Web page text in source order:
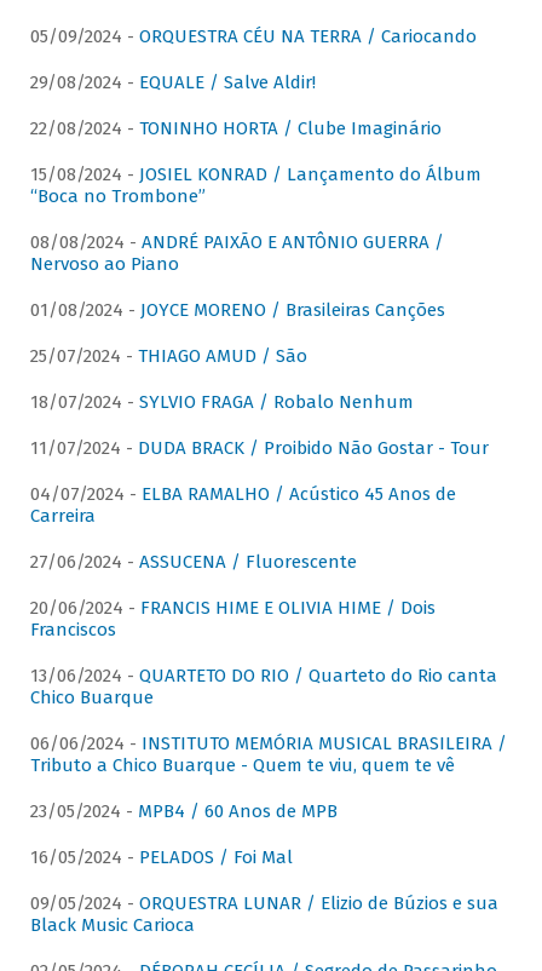
05/09/2024 - ORQUESTRA CÉU NA TERRA / Cariocando
29/08/2024 - EQUALE / Salve Aldir!
22/08/2024 - TONINHO HORTA / Clube Imaginário
15/08/2024 - JOSIEL KONRAD / Lançamento do Álbum
“Boca no Trombone”
08/08/2024 - ANDRÉ PAIXÃO E ANTÔNIO GUERRA /
Nervoso ao Piano
01/08/2024 - JOYCE MORENO / Brasileiras Canções
25/07/2024 - THIAGO AMUD / São
18/07/2024 - SYLVIO FRAGA / Robalo Nenhum
11/07/2024 - DUDA BRACK / Proibido Não Gostar - Tour
04/07/2024 - ELBA RAMALHO / Acústico 45 Anos de
Carreira
27/06/2024 - ASSUCENA / Fluorescente
20/06/2024 - FRANCIS HIME E OLIVIA HIME / Dois
Franciscos
13/06/2024 - QUARTETO DO RIO / Quarteto do Rio canta
Chico Buarque
06/06/2024 - INSTITUTO MEMÓRIA MUSICAL BRASILEIRA /
Tributo a Chico Buarque - Quem te viu, quem te vê
23/05/2024 - MPB4 / 60 Anos de MPB
16/05/2024 - PELADOS / Foi Mal
09/05/2024 - ORQUESTRA LUNAR / Elizio de Búzios e sua
Black Music Carioca